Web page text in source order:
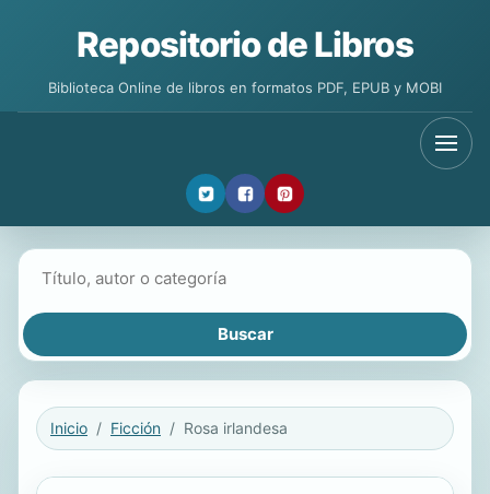
Repositorio de Libros
Biblioteca Online de libros en formatos PDF, EPUB y MOBI
Inicio Ficción Rosa irlandesa